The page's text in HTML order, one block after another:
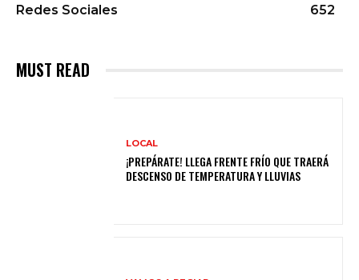
Redes Sociales
652
MUST READ
LOCAL
¡PREPÁRATE! LLEGA FRENTE FRÍO QUE TRAERÁ
DESCENSO DE TEMPERATURA Y LLUVIAS